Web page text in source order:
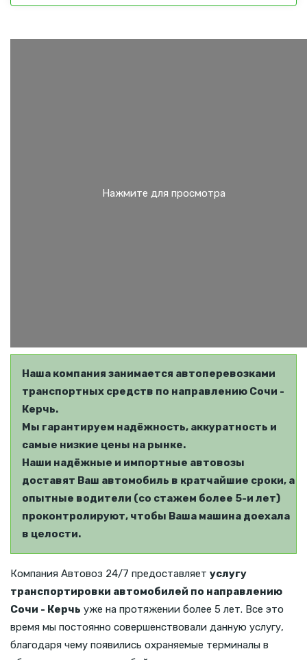
Наша компания занимается автоперевозками
транспортных средств по направлению Сочи -
Керчь.
Мы гарантируем надёжность, аккуратность и
самые низкие цены на рынке.
Наши надёжные и импортные автовозы
доставят Ваш автомобиль в кратчайшие сроки, а
опытные водители (со стажем более 5-и лет)
проконтролируют, чтобы Ваша машина доехала
в целости.
Компания Автовоз 24/7 предоставляет услугу
транспортировки автомобилей по направлению
Сочи - Керчь уже на протяжении более 5 лет. Все это
время мы постоянно совершенствовали данную услугу,
благодаря чему появились охраняемые терминалы в